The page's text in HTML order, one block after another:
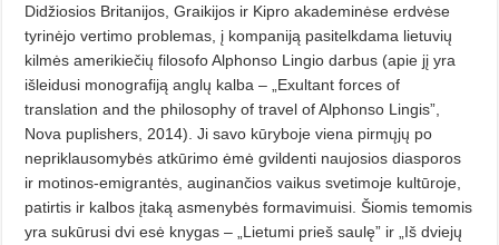
Didžiosios Britanijos, Graikijos ir Kipro akademinėse erdvėse
tyrinėjo vertimo problemas, į kompaniją pasi­telkdama lietuvių
kilmės amerikie­čių filosofo Alphonso Lingio darbus (apie jį yra
išleidusi monografiją ang­lų kalba – „Exultant forces of
translation and the philosophy of travel of Alphonso Lingis”,
Nova puplishers, 2014). Ji savo kūryboje viena pirmųjų po
nepriklausomybės atkūrimo ėmė gvildenti naujosios diasporos
ir motinos-emigrantės, auginančios vaikus svetimoje kultūroje,
patirtis ir kalbos įtaką asmenybės formavimuisi. Šio­mis temomis
yra sukūrusi dvi esė kny­gas – „Lietumi prieš saulę” ir „Iš dviejų